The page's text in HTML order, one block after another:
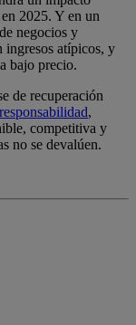
2025. Y en un
negocios y
ingresos atípicos, y
bajo precio.
de recuperación
,
competitiva y
no se devalúen.